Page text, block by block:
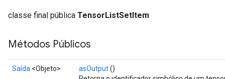
classe final pública TensorListSetItem
Métodos Públicos
Saída <Objeto> asOutput()